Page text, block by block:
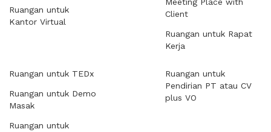
Ruangan untuk
Kantor Virtual
Client
Ruangan untuk Rapat
Kerja
Ruangan untuk TEDx
Ruangan untuk Demo
Masak
Ruangan untuk
Ruangan untuk
Pendirian PT atau CV
plus VO